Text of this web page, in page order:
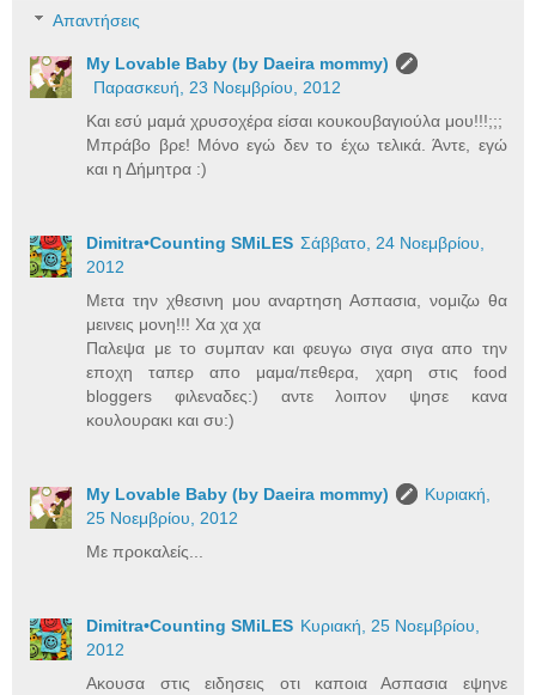
Απαντήσεις
My Lovable Baby (by Daeira mommy)
Παρασκευή, 23 Νοεμβρίου, 2012
Και εσύ μαμά χρυσοχέρα είσαι κουκουβαγιούλα μου!!!;;;
Μπράβο βρε! Μόνο εγώ δεν το έχω τελικά. Άντε, εγώ
και η Δήμητρα :)
Dimitra•Counting SΜiLES Σάββατο, 24 Νοεμβρίου,
2012
Μετα την χθεσινη μου αναρτηση Ασπασια, νομιζω θα
μεινεις μονη!!! Χα χα χα
Παλεψα με το συμπαν και φευγω σιγα σιγα απο την
εποχη ταπερ απο μαμα/πεθερα, χαρη στις food
bloggers φιλεναδες:) αντε λοιπον ψησε κανα
κουλουρακι και συ:)
My Lovable Baby (by Daeira mommy)
Κυριακή,
25 Νοεμβρίου, 2012
Με προκαλείς...
Dimitra•Counting SΜiLES Κυριακή, 25 Νοεμβρίου,
2012
Ακουσα στις ειδησεις οτι καποια Ασπασια εψηνε